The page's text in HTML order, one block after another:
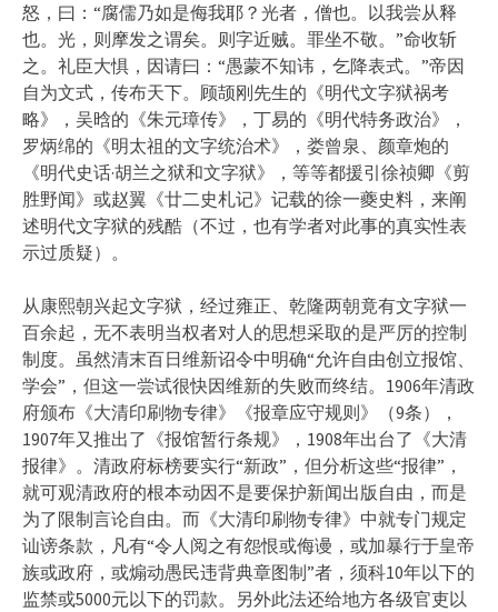
怒，曰：“腐儒乃如是侮我耶？光者，僧也。以我尝从释
也。光，则摩发之谓矣。则字近贼。罪坐不敬。”命收斩
之。礼臣大惧，因请曰：“愚蒙不知讳，乞降表式。”帝因
自为文式，传布天下。顾颉刚先生的《明代文字狱祸考
略》，吴晗的《朱元璋传》，丁易的《明代特务政治》，
罗炳绵的《明太祖的文字统治术》，娄曾泉、颜章炮的
《明代史话·胡兰之狱和文字狱》，等等都援引徐祯卿《剪
胜野闻》或赵翼《廿二史札记》记载的徐一夔史料，来阐
述明代文字狱的残酷（不过，也有学者对此事的真实性表
示过质疑）。
从康熙朝兴起文字狱，经过雍正、乾隆两朝竟有文字狱一
百余起，无不表明当权者对人的思想采取的是严厉的控制
制度。虽然清末百日维新诏令中明确“允许自由创立报馆、
学会”，但这一尝试很快因维新的失败而终结。1906年清政
府颁布《大清印刷物专律》《报章应守规则》（9条），
1907年又推出了《报馆暂行条规》，1908年出台了《大清
报律》。清政府标榜要实行“新政”，但分析这些“报律”，
就可观清政府的根本动因不是要保护新闻出版自由，而是
为了限制言论自由。而《大清印刷物专律》中就专门规定
讪谤条款，凡有“令人阅之有怨恨或侮谩，或加暴行于皇帝
族或政府，或煽动愚民违背典章图制”者，须科10年以下的
监禁或5000元以下的罚款。另外此法还给地方各级官吏以